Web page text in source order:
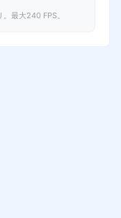
最大240 FPS。